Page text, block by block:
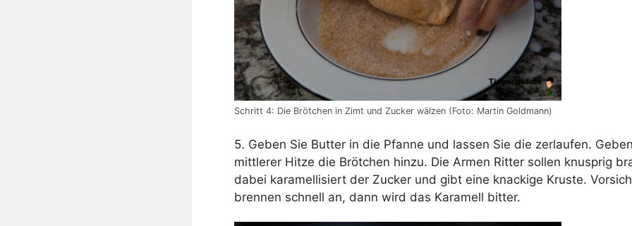
Schritt 4: Die Brötchen in Zimt und Zucker wälzen (Foto: Martin Goldmann)
5. Geben Sie Butter in die Pfanne und lassen Sie die zerlaufen.
mittlerer Hitze die Brötchen hinzu. Die Armen Ritter sollen knusprig
dabei karamellisiert der Zucker und gibt eine knackige Kruste.
brennen schnell an, dann wird das Karamell bitter.